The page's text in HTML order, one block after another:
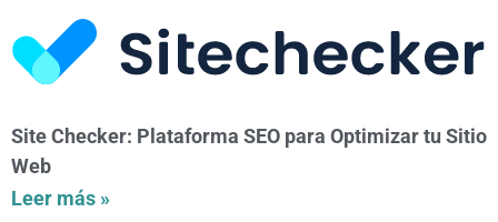
Site Checker: Plataforma SEO para Optimizar tu Sitio
Web
Leer más »